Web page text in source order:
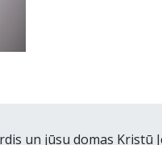
un jūsu domas Kristū